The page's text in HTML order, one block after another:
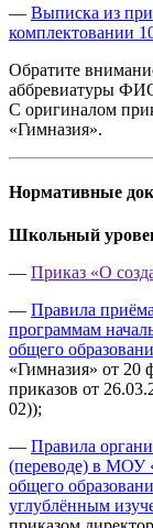
— Выписка из
комплектовании
Обратите
аббревиатуры
С оригиналом
«Гимназия».
Нормативные
Школьный
— Приказ «О
— Правила
программам
общего
«Гимназия» от 20
приказов от
02));
— Правила
(переводе) в МОУ
общего
углублённым